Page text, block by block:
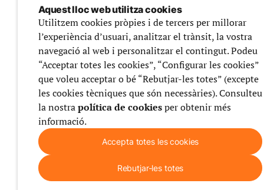
Aquest lloc web utilitza cookies
Utilitzem cookies pròpies i de tercers per millorar
l’experiència d’usuari, analitzar el trànsit, la vostra
navegació al web i personalitzar el contingut. Podeu
“Acceptar totes les cookies”, “Configurar les cookies”
que voleu acceptar o bé “Rebutjar-les totes” (excepte
les cookies tècniques que són necessàries). Consulteu
la nostrapolítica de cookiesper obtenir més
informació.
Accepta totes les cookies
Rebutjar-les totes